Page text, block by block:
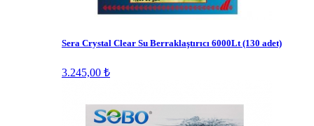
Sera Crystal Clear Su Berraklaştırıcı 6000Lt (130 adet)
3.245,00 ₺